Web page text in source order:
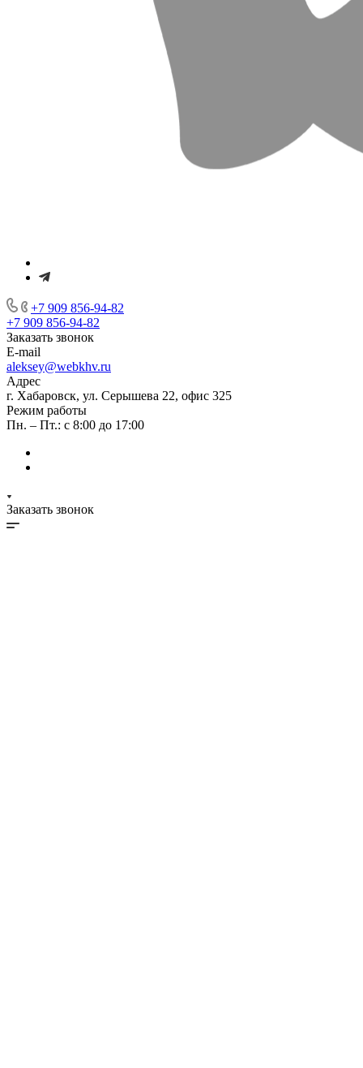
+7 909 856-94-82
+7 909 856-94-82
Заказать звонок
E-mail
aleksey@webkhv.ru
Адрес
г. Хабаровск, ул. Серышева 22, офис 325
Режим работы
Пн. – Пт.: с 8:00 до 17:00
Заказать звонок